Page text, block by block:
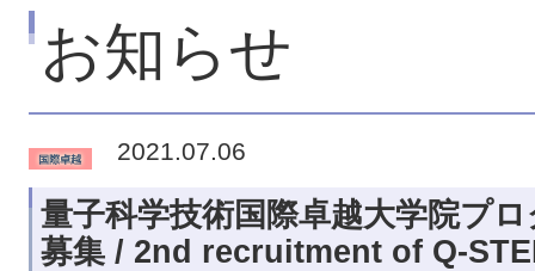
お知らせ
2021.07.06
量子科学技術国際卓越大学院プ
募集 / 2nd recruitment of Q-